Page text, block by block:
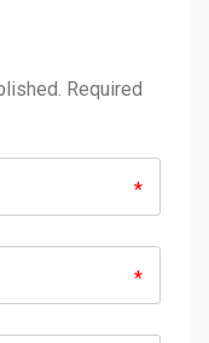
Required
*
*